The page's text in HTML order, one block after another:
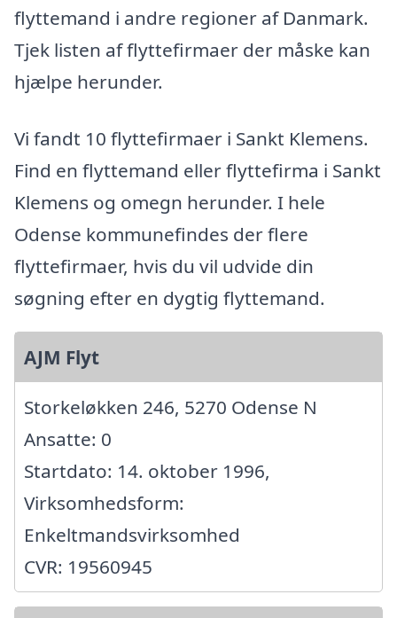
flyttemand i andre regioner af Danmark.
Tjek listen af flyttefirmaer der måske kan
hjælpe herunder.
Vi fandt 10 flyttefirmaer i Sankt Klemens.
Find en flyttemand eller flyttefirma i Sankt
Klemens og omegn herunder. I hele
Odense kommunefindes der flere
flyttefirmaer, hvis du vil udvide din
søgning efter en dygtig flyttemand.
AJM Flyt
Storkeløkken 246, 5270 Odense N
Ansatte: 0
Startdato: 14. oktober 1996,
Virksomhedsform:
Enkeltmandsvirksomhed
CVR: 19560945